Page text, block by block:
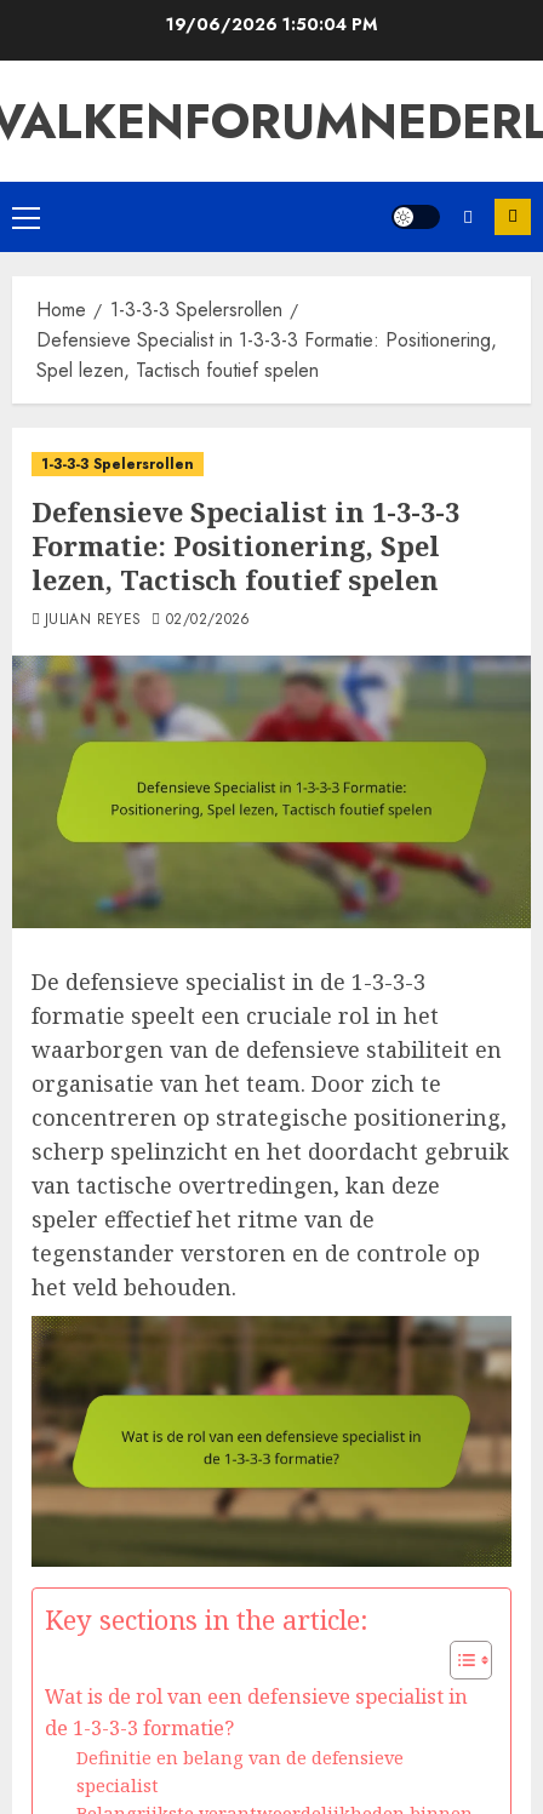
19/06/2026 1:50:05 PM
Primary
Menu
Home
1-3-3-3 Spelersrollen
Defensieve Specialist in 1-3-3-3 Formatie: Positionering,
Spel lezen, Tactisch foutief spelen
1-3-3-3 Spelersrollen
Defensieve Specialist in 1-3-3-3
Formatie: Positionering, Spel
lezen, Tactisch foutief spelen
JULIAN REYES 02/02/2026
De defensieve specialist in de 1-3-3-3
formatie speelt een cruciale rol in het
waarborgen van de defensieve stabiliteit en
organisatie van het team. Door zich te
concentreren op strategische positionering,
scherp spelinzicht en het doordacht gebruik
van tactische overtredingen, kan deze
speler effectief het ritme van de
tegenstander verstoren en de controle op
het veld behouden.
Key sections in the article:
Wat is de rol van een defensieve specialist in
de 1-3-3-3 formatie?
Definitie en belang van de defensieve
specialist